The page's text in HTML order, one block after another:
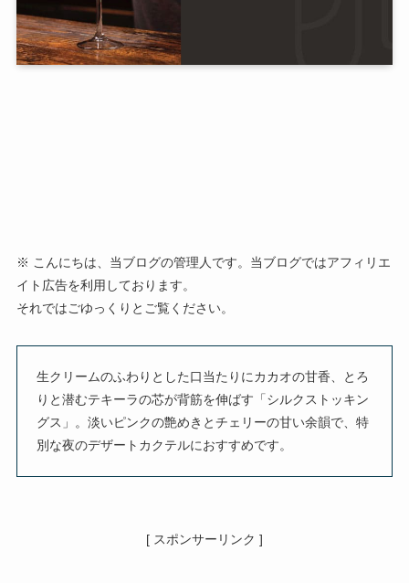
※ こんにちは、当ブログの管理人です。当ブログではアフィリエ
イト広告を利用しております。
それではごゆっくりとご覧ください。
生クリームのふわりとした口当たりにカカオの甘香、とろ
りと潜むテキーラの芯が背筋を伸ばす「シルクストッキン
グス」。淡いピンクの艶めきとチェリーの甘い余韻で、特
別な夜のデザートカクテルにおすすめです。
[ スポンサーリンク ]